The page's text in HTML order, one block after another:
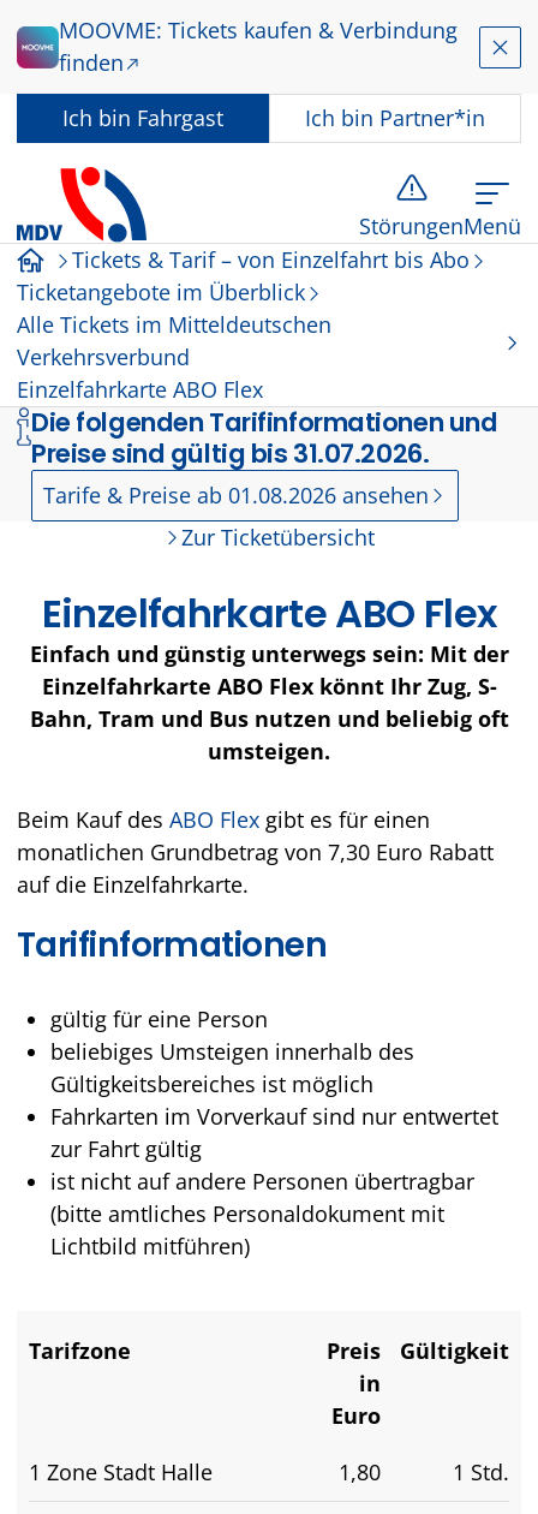
Zum Hauptinhalt springen
MOOVME: Tickets kaufen & Verbindung
finden
In welcher Rolle nutzen Sie dieses Angebot?
Ich bin Fahrgast Ich bin Partner*in
StörungenMenü
Startseite
Tickets & Tarif – von Einzelfahrt bis Abo
Ticketangebote im Überblick
Alle Tickets im Mitteldeutschen
Verkehrsverbund
Einzelfahrkarte ABO Flex
Die folgenden Tarifinformationen und
Preise sind gültig bis 31.07.2026.
Tarife & Preise ab 01.08.2026 ansehen
Zur Ticketübersicht
Einzelfahrkarte ABO Flex
Einfach und günstig unterwegs sein: Mit der
Einzelfahrkarte ABO Flex könnt Ihr Zug, S-
Bahn, Tram und Bus nutzen und beliebig oft
umsteigen.
Beim Kauf des ABO Flex gibt es für einen
monatlichen Grundbetrag von 7,30 Euro Rabatt
auf die Einzelfahrkarte.
Tarifinformationen
gültig für eine Person
beliebiges Umsteigen innerhalb des
Gültigkeitsbereiches ist möglich
Fahrkarten im Vorverkauf sind nur entwertet
zur Fahrt gültig
ist nicht auf andere Personen übertragbar
(bitte amtliches Personaldokument mit
Lichtbild mitführen)
Tarifzone
Preis
in
Euro
Gültigkeit
1 Zone Stadt Halle 1,80
1 Std.